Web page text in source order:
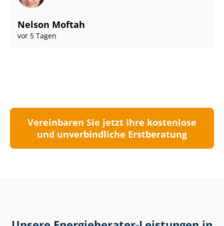
Nelson Moftah
vor 5 Tagen
Vereinbaren Sie jetzt Ihre kostenlose
und unverbindliche Erstberatung